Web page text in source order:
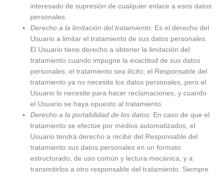
interesado de supresión de cualquier enlace a esos datos
personales.
Derecho a la limitación del tratamiento: Es el derecho del
Usuario a limitar el tratamiento de sus datos personales.
El Usuario tiene derecho a obtener la limitación del
tratamiento cuando impugne la exactitud de sus datos
personales; el tratamiento sea ilícito; el Responsable del
tratamiento ya no necesite los datos personales, pero el
Usuario lo necesite para hacer reclamaciones; y cuando
el Usuario se haya opuesto al tratamiento.
Derecho a la portabilidad de los datos: En caso de que el
tratamiento se efectúe por medios automatizados, el
Usuario tendrá derecho a recibir del Responsable del
tratamiento sus datos personales en un formato
estructurado, de uso común y lectura mecánica, y a
transmitirlos a otro responsable del tratamiento. Siempre